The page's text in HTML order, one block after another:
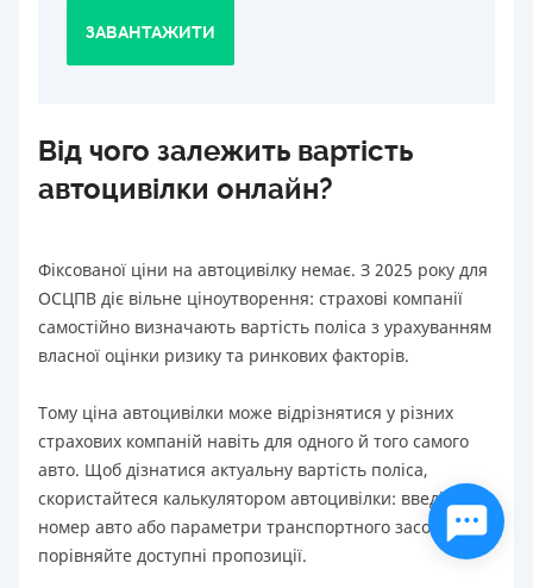
ЗАВАНТАЖИТИ
Від чого залежить вартість
автоцивілки онлайн?
Фіксованої ціни на автоцивілку немає. З 2025 року для
ОСЦПВ діє вільне ціноутворення: страхові компанії
самостійно визначають вартість поліса з урахуванням
власної оцінки ризику та ринкових факторів.
Тому ціна автоцивілки може відрізнятися у різних
страхових компаній навіть для одного й того самого
авто. Щоб дізнатися актуальну вартість поліса,
скористайтеся калькулятором автоцивілки: введіть
номер авто або параметри транспортного засобу та
порівняйте доступні пропозиції.